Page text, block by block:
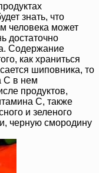
знать, что
человека может
достаточно
Содержание
как храниться
шиповника, то
C в нем
продуктов,
C, также
и зеленого
черную смородину